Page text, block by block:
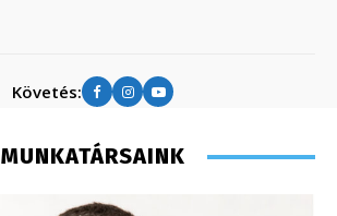
Követés:
MUNKATÁRSAINK